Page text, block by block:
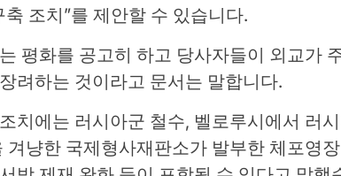
축 조치”를 제안할 수 있습니다.
평화를 공고히 하고 당사자들이 외교가
려하는 것이라고 문서는 말합니다.
치에는 러시아군 철수, 벨로루시에서 러
겨냥한 국제형사재판소가 발부한 체포영